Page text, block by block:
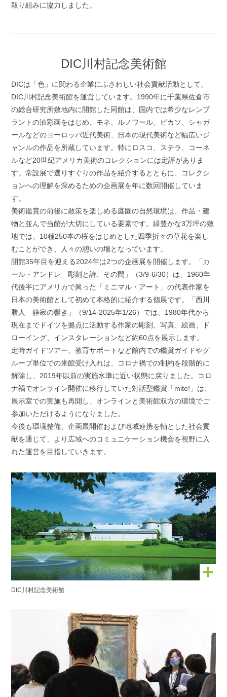
取り組みに協力しました。
DIC川村記念美術館
DICは「色」に関わる企業にふさわしい社会貢献活動として、
DIC川村記念美術館を運営しています。1990年に千葉県佐倉市
の総合研究所敷地内に開館した同館は、国内では希少なレンブ
ラントの油彩画をはじめ、モネ、ルノワール、ピカソ、シャガ
ールなどのヨーロッパ近代美術、日本の現代美術など幅広いジ
ャンルの作品を所蔵しています。特にロスコ、ステラ、コーネ
ルなど20世紀アメリカ美術のコレクションには定評がありま
す。常設展で選りすぐりの作品を紹介するとともに、コレクシ
ョンへの理解を深めるための企画展を年に数回開催していま
す。
美術鑑賞の前後に散策を楽しめる庭園の自然環境は、作品・建
物と並んで当館が大切にしている要素です。緑豊かな3万坪の敷
地では、10種250本の桜をはじめとした四季折々の草花を楽し
むことができ、人々の憩いの場となっています。
開館35年目を迎える2024年は2つの企画展を開催します。「カ
ール・アンドレ 彫刻と詩、その間」（3/9-6/30）は、1960年
代後半にアメリカで興った「ミニマル・アート」の代表作家を
日本の美術館として初めて本格的に紹介する個展です。「西川
勝人 静寂の響き」（9/14-2025年1/26）では、1980年代から
現在までドイツを拠点に活動する作家の彫刻、写真、絵画、ド
ローイング、インスタレーションなど約60点を展示します。
定時ガイドツアー、教育サポートなど館内での鑑賞ガイドやグ
ループ単位での来館受け入れは、コロナ禍での制約を段階的に
解除し、2019年以前の実施水準に近い状態に戻りました。コロ
ナ禍でオンライン開催に移行していた対話型鑑賞「mite!」は、
展示室での実施も再開し、オンラインと美術館双方の環境でご
参加いただけるようになりました。
今後も環境整備、企画展開催および地域連携を軸とした社会貢
献を通じて、より広域へのコミュニケーション機会を視野に入
れた運営を目指していきます。
DIC川村記念美術館